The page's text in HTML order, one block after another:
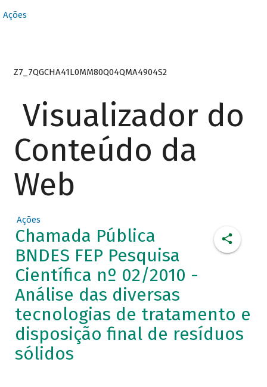
Ações
Z7_7QGCHA41L0MM80Q04QMA4904S2
Visualizador do
Conteúdo da
Web
Ações
Chamada Pública
BNDES FEP Pesquisa
Científica nº 02/2010 -
Análise das diversas
tecnologias de tratamento e
disposição final de resíduos
sólidos